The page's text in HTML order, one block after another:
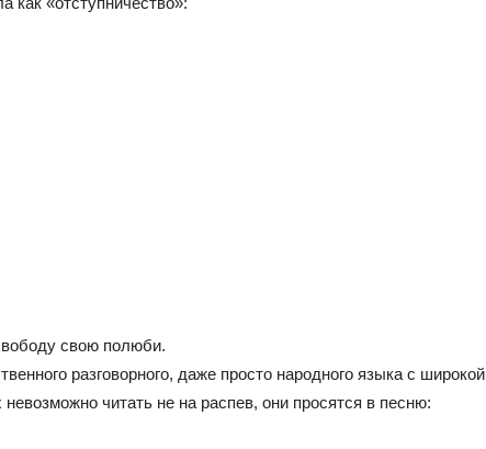
свою полюби.
разговорного, даже просто народного языка с широкой
читать не на распев, они просятся в песню: